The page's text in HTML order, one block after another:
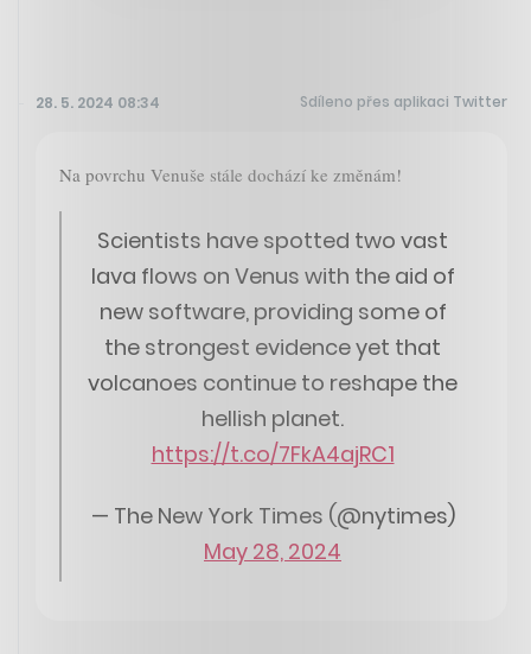
28. 5. 2024 08:34 Sdíleno přes aplikaci Twitter
Na povrchu Venuše stále dochází ke změnám!
Scientists have spotted two vast
lava flows on Venus with the aid of
new software, providing some of
the strongest evidence yet that
volcanoes continue to reshape the
hellish planet.
https://t.co/7FkA4ajRC1
— The New York Times (@nytimes)
May 28, 2024